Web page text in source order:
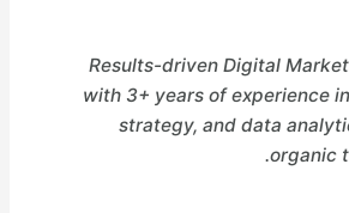
Results-driven Digital
with 3+ years of experience
strategy, and data
organic